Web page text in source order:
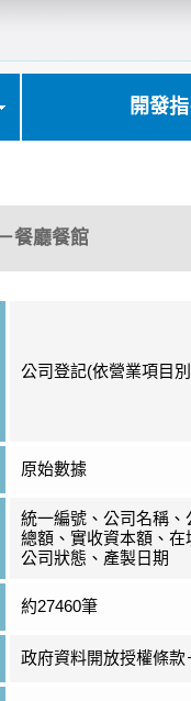
開發
餐廳餐館
公司登記(依營業項目
原始數據
統一編號、公司名稱、
總額、實收資本額、在
公司狀態、產製日期
約27460筆
政府資料開放授權條款